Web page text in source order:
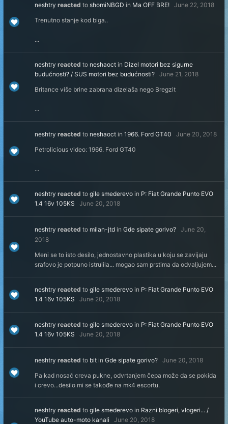
neshtry reacted to shomiNBGD in Ma OFF BRE! June 22, 2018
Trenutno stanje kod biga..
...
neshtry reacted to neshaoct in Dizel motori bez sigurne
budućnosti? / SUS motori bez budućnosti? June 21, 2018
Britance više brine zabrana dizelaša nego Bregzit
...
neshtry reacted to neshaoct in 1966. Ford GT40
June 20, 2018
Petrolicious video: 1966. Ford GT40
...
neshtry reacted to gile smederevo in P: Fiat Grande Punto EVO
1.4 16v 105KS
June 20, 2018
neshtry reacted to milan-jtd in Gde sipate gorivo? June 20,
2018
Meni se to isto desilo, jednostavno plastika u koju se zavijaju
srafovo je potpuno istrulila... mogao sam prstima da odvaljujem...
neshtry reacted to gile smederevo in P: Fiat Grande Punto EVO
1.4 16v 105KS
June 20, 2018
neshtry reacted to gile smederevo in P: Fiat Grande Punto EVO
1.4 16v 105KS
June 20, 2018
neshtry reacted to bit in Gde sipate gorivo? June 20, 2018
Pa kad nosač creva pukne, odvrtanjem čepa može da se pokida
i crevo...desilo mi se takođe na mk4 escortu.
neshtry reacted to gile smederevo in Razni blogeri, vlogeri... /
YouTube auto-moto kanali
June 20, 2018